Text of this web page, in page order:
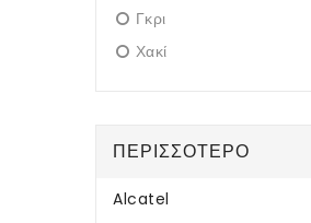
Γκρι
Χακί
ΠΕΡΙΣΣΌΤΕΡΟ
Alcatel